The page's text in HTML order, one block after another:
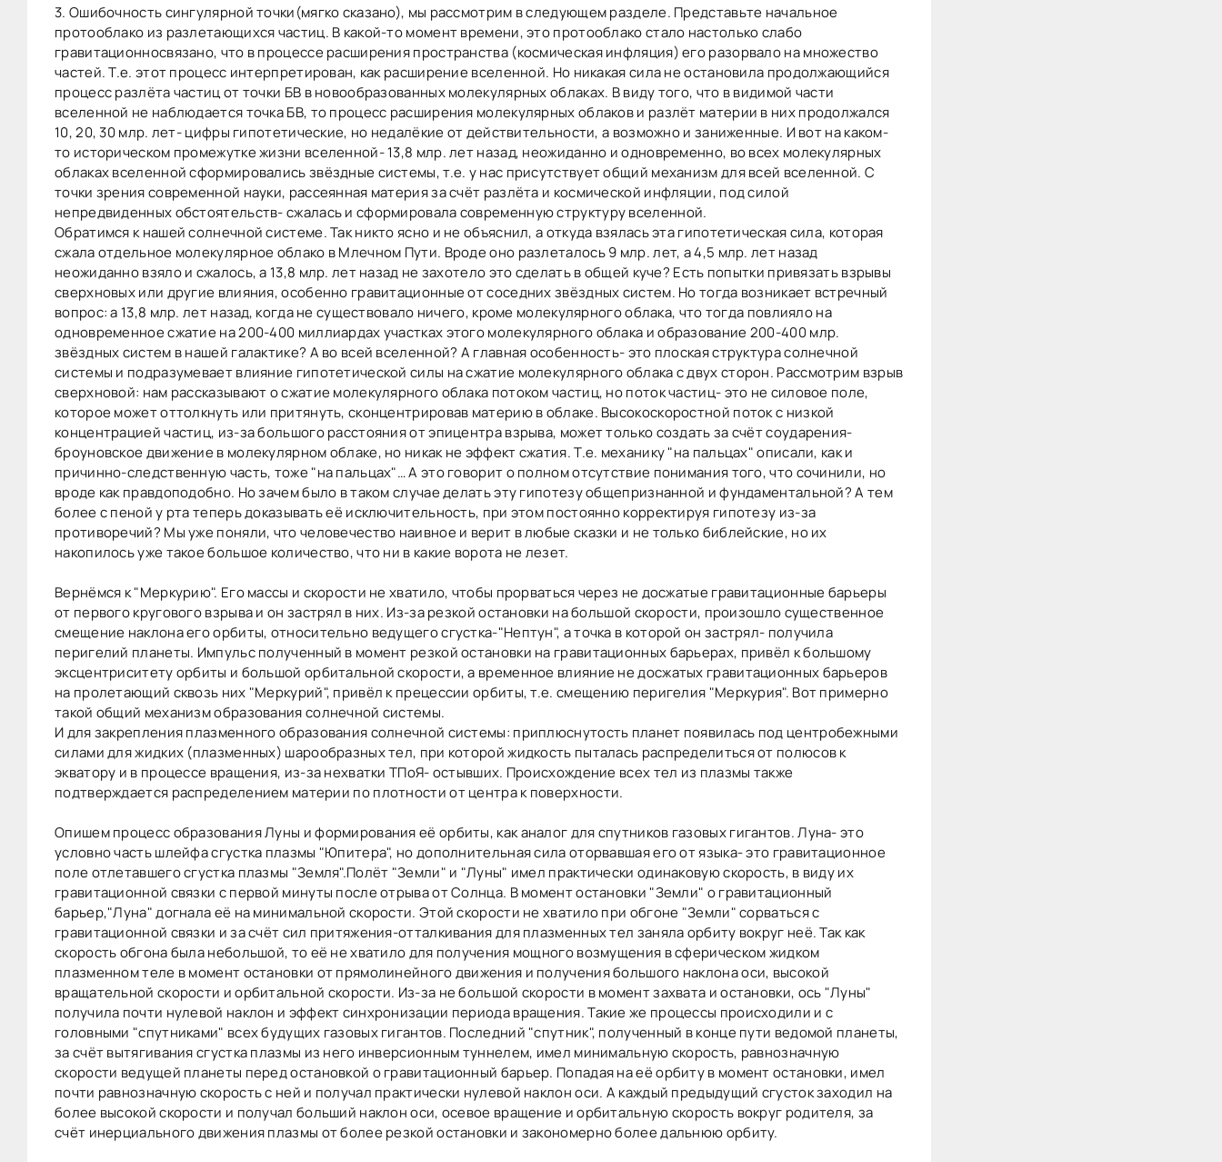
3. Ошибочность сингулярной точки(мягко сказано), мы рассмотрим в следующем разделе. Представьте начальное
протооблако из разлетающихся частиц. В какой-то момент времени, это протооблако стало настолько слабо
гравитационносвязано, что в процессе расширения пространства (космическая инфляция) его разорвало на множество
частей. Т.е. этот процесс интерпретирован, как расширение вселенной. Но никакая сила не остановила продолжающийся
процесс разлёта частиц от точки БВ в новообразованных молекулярных облаках. В виду того, что в видимой части
вселенной не наблюдается точка БВ, то процесс расширения молекулярных облаков и разлёт материи в них продолжался
10, 20, 30 млр. лет- цифры гипотетические, но недалёкие от действительности, а возможно и заниженные. И вот на каком-
то историческом промежутке жизни вселенной- 13,8 млр. лет назад, неожиданно и одновременно, во всех молекулярных
облаках вселенной сформировались звёздные системы, т.е. у нас присутствует общий механизм для всей вселенной. С
точки зрения современной науки, рассеянная материя за счёт разлёта и космической инфляции, под силой
непредвиденных обстоятельств- сжалась и сформировала современную структуру вселенной.
Обратимся к нашей солнечной системе. Так никто ясно и не объяснил, а откуда взялась эта гипотетическая сила, которая
сжала отдельное молекулярное облако в Млечном Пути. Вроде оно разлеталось 9 млр. лет, а 4,5 млр. лет назад
неожиданно взяло и сжалось, а 13,8 млр. лет назад не захотело это сделать в общей куче? Есть попытки привязать взрывы
сверхновых или другие влияния, особенно гравитационные от соседних звёздных систем. Но тогда возникает встречный
вопрос: а 13,8 млр. лет назад, когда не существовало ничего, кроме молекулярного облака, что тогда повлияло на
одновременное сжатие на 200-400 миллиардах участках этого молекулярного облака и образование 200-400 млр.
звёздных систем в нашей галактике? А во всей вселенной? А главная особенность- это плоская структура солнечной
системы и подразумевает влияние гипотетической силы на сжатие молекулярного облака с двух сторон. Рассмотрим взрыв
сверхновой: нам рассказывают о сжатие молекулярного облака потоком частиц, но поток частиц- это не силовое поле,
которое может оттолкнуть или притянуть, сконцентрировав материю в облаке. Высокоскоростной поток с низкой
концентрацией частиц, из-за большого расстояния от эпицентра взрыва, может только создать за счёт соударения-
броуновское движение в молекулярном облаке, но никак не эффект сжатия. Т.е. механику "на пальцах" описали, как и
причинно-следственную часть, тоже "на пальцах"… А это говорит о полном отсутствие понимания того, что сочинили, но
вроде как правдоподобно. Но зачем было в таком случае делать эту гипотезу общепризнанной и фундаментальной? А тем
более с пеной у рта теперь доказывать её исключительность, при этом постоянно корректируя гипотезу из-за
противоречий? Мы уже поняли, что человечество наивное и верит в любые сказки и не только библейские, но их
накопилось уже такое большое количество, что ни в какие ворота не лезет.
Вернёмся к "Меркурию". Его массы и скорости не хватило, чтобы прорваться через не досжатые гравитационные барьеры
от первого кругового взрыва и он застрял в них. Из-за резкой остановки на большой скорости, произошло существенное
смещение наклона его орбиты, относительно ведущего сгустка-"Нептун", а точка в которой он застрял- получила
перигелий планеты. Импульс полученный в момент резкой остановки на гравитационных барьерах, привёл к большому
эксцентриситету орбиты и большой орбитальной скорости, а временное влияние не досжатых гравитационных барьеров
на пролетающий сквозь них "Меркурий", привёл к прецессии орбиты, т.е. смещению перигелия "Меркурия". Вот примерно
такой общий механизм образования солнечной системы.
И для закрепления плазменного образования солнечной системы: приплюснутость планет появилась под центробежными
силами для жидких (плазменных) шарообразных тел, при которой жидкость пыталась распределиться от полюсов к
экватору и в процессе вращения, из-за нехватки ТПоЯ- остывших. Происхождение всех тел из плазмы также
подтверждается распределением материи по плотности от центра к поверхности.
Опишем процесс образования Луны и формирования её орбиты, как аналог для спутников газовых гигантов. Луна- это
условно часть шлейфа сгустка плазмы "Юпитера", но дополнительная сила оторвавшая его от языка- это гравитационное
поле отлетавшего сгустка плазмы "Земля".Полёт "Земли" и "Луны" имел практически одинаковую скорость, в виду их
гравитационной связки с первой минуты после отрыва от Солнца. В момент остановки "Земли" о гравитационный
барьер,"Луна" догнала её на минимальной скорости. Этой скорости не хватило при обгоне "Земли" сорваться с
гравитационной связки и за счёт сил притяжения-отталкивания для плазменных тел заняла орбиту вокруг неё. Так как
скорость обгона была небольшой, то её не хватило для получения мощного возмущения в сферическом жидком
плазменном теле в момент остановки от прямолинейного движения и получения большого наклона оси, высокой
вращательной скорости и орбитальной скорости. Из-за не большой скорости в момент захвата и остановки, ось "Луны"
получила почти нулевой наклон и эффект синхронизации периода вращения. Такие же процессы происходили и с
головными "спутниками" всех будущих газовых гигантов. Последний "спутник", полученный в конце пути ведомой планеты,
за счёт вытягивания сгустка плазмы из него инверсионным туннелем, имел минимальную скорость, равнозначную
скорости ведущей планеты перед остановкой о гравитационный барьер. Попадая на её орбиту в момент остановки, имел
почти равнозначную скорость с ней и получал практически нулевой наклон оси. А каждый предыдущий сгусток заходил на
более высокой скорости и получал больший наклон оси, осевое вращение и орбитальную скорость вокруг родителя, за
счёт инерциального движения плазмы от более резкой остановки и закономерно более дальнюю орбиту.